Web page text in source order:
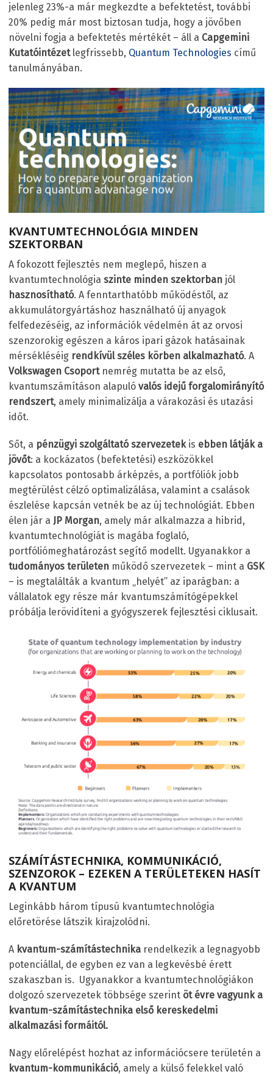
jelenleg 23%-a már megkezdte a befektetést, további
20% pedig már most biztosan tudja, hogy a jövőben
növelni fogja a befektetés mértékét – áll a Capgemini
Kutatóintézetlegfrissebb, Quantum Technologies című
tanulmányában.
KVANTUMTECHNOLÓGIA MINDEN
SZEKTORBAN
A fokozott fejlesztés nem meglepő, hiszen a
kvantumtechnológia szinte minden szektorban jól
hasznosítható. A fenntarthatóbb működéstől, az
akkumulátorgyártáshoz használható új anyagok
felfedezéséig, az információk védelmén át az orvosi
szenzorokig egészen a káros ipari gázok hatásainak
mérsékléséig rendkívül széles körben alkalmazható. A
Volkswagen Csoportnemrég mutatta be az első,
kvantumszámításon alapuló valós idejű forgalomirányító
rendszert, amely minimalizálja a várakozási és utazási
időt.
Sőt, a pénzügyi szolgáltató szervezetekis ebben látják a
jövőt: a kockázatos (befektetési) eszközökkel
kapcsolatos pontosabb árképzés, a portfóliók jobb
megtérülést célzó optimalizálása, valamint a csalások
észlelése kapcsán vetnék be az új technológiát. Ebben
élen jár a JP Morgan, amely már alkalmazza a hibrid,
kvantumtechnológiát is magába foglaló,
portfóliómeghatározást segítő modellt. Ugyanakkor a
tudományos területen működő szervezetek – mint a GSK
– is megtalálták a kvantum „helyét” az iparágban: a
vállalatok egy része már kvantumszámítógépekkel
próbálja lerövidíteni a gyógyszerek fejlesztési ciklusait.
SZÁMÍTÁSTECHNIKA, KOMMUNIKÁCIÓ,
SZENZOROK – EZEKEN A TERÜLETEKEN HASÍT
A KVANTUM
Leginkább három típusú kvantumtechnológia
előretörése látszik kirajzolódni.
A kvantum-számítástechnika rendelkezik a legnagyobb
potenciállal, de egyben ez van a legkevésbé érett
szakaszban is. Ugyanakkor a kvantumtechnológiákon
dolgozó szervezetek többsége szerint öt évre vagyunk a
kvantum-számítástechnika első kereskedelmi
alkalmazási formáitól.
Nagy előrelépést hozhat az információcsere területén a
kvantum-kommunikáció, amely a külső felekkel való